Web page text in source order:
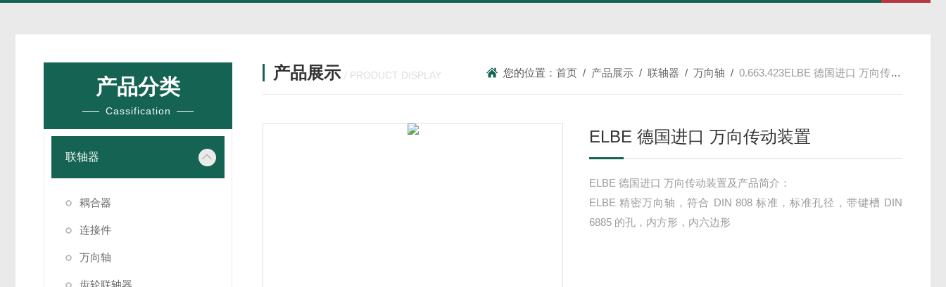
产品分类
Cassification
联轴器
耦合器
连接件
万向轴
齿轮联轴器
产品展示 / PRODUCT DISPLAY 您的位置：首页 / 产品展示 /联轴器 /万向轴 /0.663.423ELBE 德国进口 万向传动装置
ELBE 德国进口 万向传动装置
ELBE 德国进口 万向传动装置及产品简介：
ELBE 精密万向轴，符合 DIN 808 标准，标准孔径，带键槽 DIN
6885 的孔，内方形，内六边形